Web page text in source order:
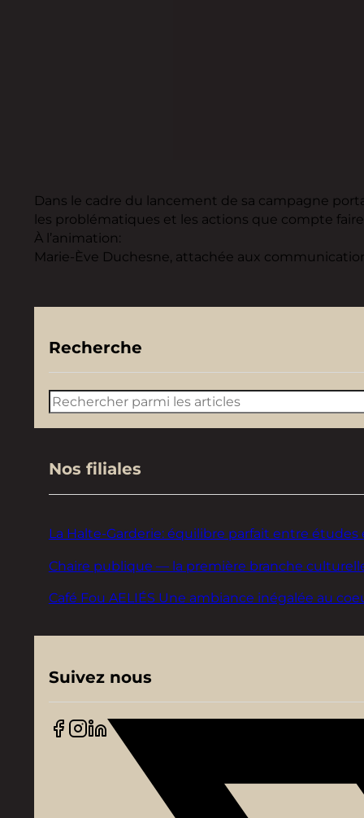
Dans le cadre du lancement de sa campagne
les problématiques et les actions que compte
À l’animation:
Marie-Ève Duchesne, attachée aux
Recherche
Rechercher
Nos filiales
La Halte-Garderie: équilibre parfait entre
Chaire publique — la première branche culturelle
Café Fou AELIÉS Une ambiance inégalée au
Suivez nous